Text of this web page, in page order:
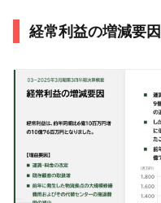
経常利益の増減要因